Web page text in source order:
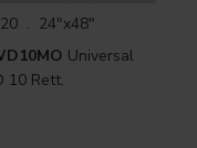
. 24"x48"
Universal
10 Rett.